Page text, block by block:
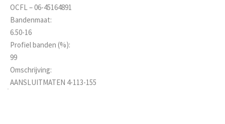
OCFL – 06-45164891
Bandenmaat:
6.50-16
Profiel banden (%):
99
Omschrijving:
AANSLUITMATEN 4-113-155